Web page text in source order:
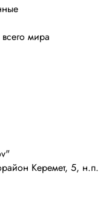
мира
Керемет, 5, н.п.